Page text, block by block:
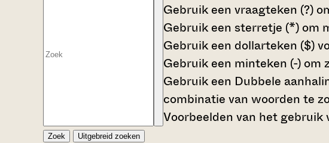
Gebruik een vraagteken (?)
Gebruik een sterretje (*) om
Gebruik een dollarteken ($)
Gebruik een minteken (-) om
Gebruik een Dubbele
combinatie van woorden te
Voorbeelden van het gebruik
Zoek Uitgebreid zoeken